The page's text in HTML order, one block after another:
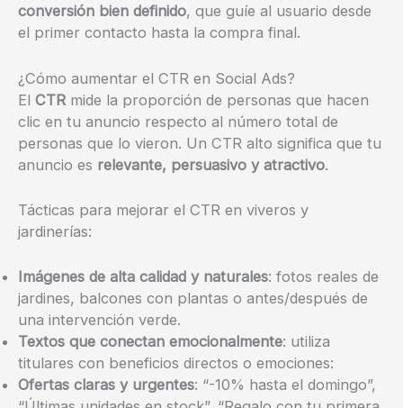
conversión bien definido, que guíe al usuario desde
el primer contacto hasta la compra final.
¿Cómo aumentar el CTR en Social Ads?
El CTR mide la proporción de personas que hacen
clic en tu anuncio respecto al número total de
personas que lo vieron. Un CTR alto significa que tu
anuncio es relevante, persuasivo y atractivo.
Tácticas para mejorar el CTR en viveros y
jardinerías:
Imágenes de alta calidad y naturales: fotos reales de
jardines, balcones con plantas o antes/después de
una intervención verde.
Textos que conectan emocionalmente: utiliza
titulares con beneficios directos o emociones:
Ofertas claras y urgentes: “-10% hasta el domingo”,